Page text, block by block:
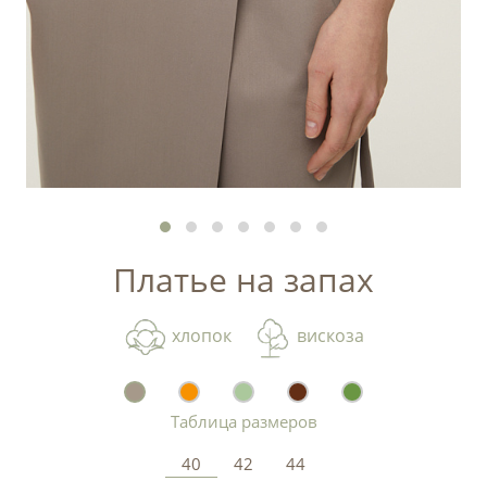
Платье на запах
хлопок вискоза
Таблица размеров
40
42
44